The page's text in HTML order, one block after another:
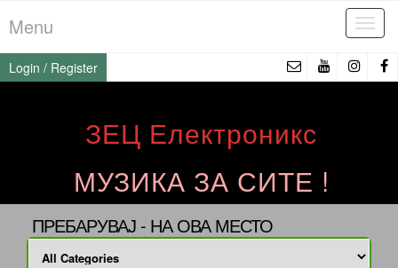
to
the
content
Menu
Login / Register
ЗЕЦ Електроникс
МУЗИКА ЗА СИТЕ !
ПРЕБАРУВАЈ - НА ОВА МЕСТО